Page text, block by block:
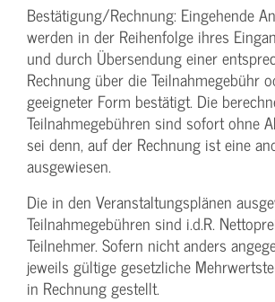
Bestätigung­/Rechnung: Eingehende
werden in der Reihenfolge ihres
und durch Übersendung einer
Rechnung über die Teilnahmegebühr
geeigneter Form bestätigt. Die
Teilnahmegebühren sind sofort ohne
sei denn, auf der Rechnung ist eine
ausgewiesen.
Die in den Veranstaltungsplänen
Teilnahmegebühren sind i.d.R.
Teilnehmer. Sofern nicht anders
jeweils gültige gesetzliche
in Rechnung gestellt.